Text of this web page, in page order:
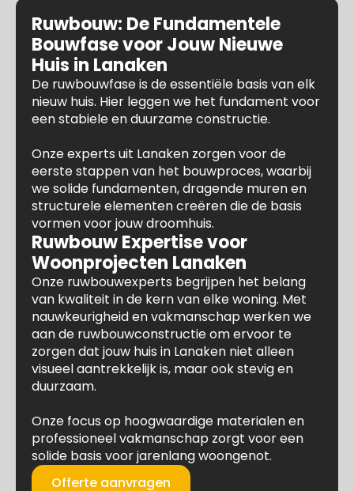
Ruwbouw: De Fundamentele
Bouwfase voor Jouw Nieuwe
Huis in Lanaken
De ruwbouwfase is de essentiële basis van elk
nieuw huis. Hier leggen we het fundament voor
een stabiele en duurzame constructie.
Onze experts uit Lanaken zorgen voor de
eerste stappen van het bouwproces, waarbij
we solide fundamenten, dragende muren en
structurele elementen creëren die de basis
vormen voor jouw droomhuis.
Ruwbouw Expertise voor
Woonprojecten Lanaken
Onze ruwbouwexperts begrijpen het belang
van kwaliteit in de kern van elke woning. Met
nauwkeurigheid en vakmanschap werken we
aan de ruwbouwconstructie om ervoor te
zorgen dat jouw huis in Lanaken niet alleen
visueel aantrekkelijk is, maar ook stevig en
duurzaam.
Onze focus op hoogwaardige materialen en
professioneel vakmanschap zorgt voor een
solide basis voor jarenlang woongenot.
Offerte aanvragen